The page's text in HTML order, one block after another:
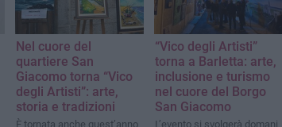
Nel cuore del
quartiere San
Giacomo torna “Vico
degli Artisti”: arte,
storia e tradizioni
È tornata anche quest’anno
“Vico degli Artisti”
torna a Barletta: arte,
inclusione e turismo
nel cuore del Borgo
San Giacomo
L’evento si svolgerà domani